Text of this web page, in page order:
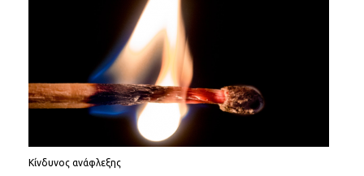
Κίνδυνος ανάφλεξης